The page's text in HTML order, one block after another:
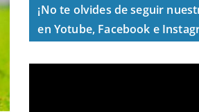
¡No te olvides de seguir
en Yotube, Facebook e